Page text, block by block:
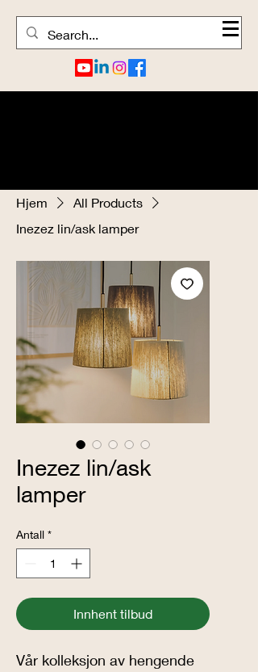
Hjem
All Products
Inezez lin/ask lamper
Inezez lin/ask
lamper
Antall *
Innhent tilbud
Vår kolleksjon av hengende